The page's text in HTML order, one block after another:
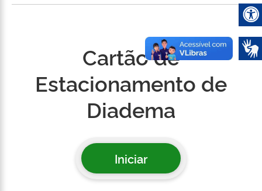
Cartão de
Estacionamento de
Diadema
Iniciar